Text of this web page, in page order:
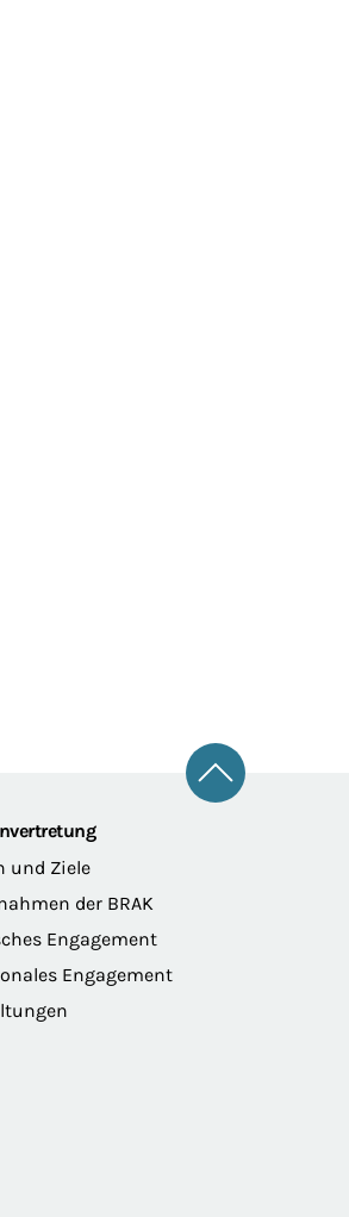
Zum
und Ziele
der BRAK
Engagement
Engagement